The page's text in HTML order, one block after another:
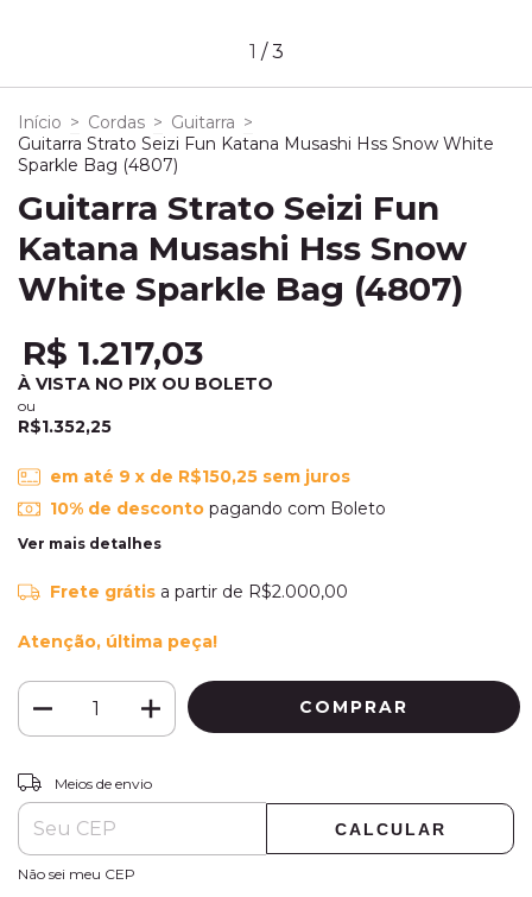
1 /3
Início > Cordas > Guitarra >
Guitarra Strato Seizi Fun Katana Musashi Hss Snow White
Sparkle Bag (4807)
Guitarra Strato Seizi Fun
Katana Musashi Hss Snow
White Sparkle Bag (4807)
R$ 1.217,03
À VISTA NO PIX OU BOLETO
ou
R$1.352,25
em até 9 x de R$150,25 sem juros
10% de descontopagando com Boleto
Ver mais detalhes
Frete grátis a partir de R$2.000,00
Atenção, última peça!
Entregas para o CEP:
Meios de envio
CALCULAR
Não sei meu CEP